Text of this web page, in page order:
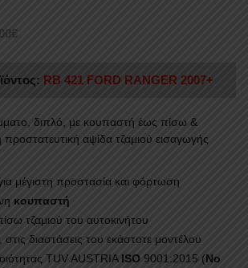
€
RB 421 FORD RANGER 2007+
διπλό, με κουπαστή έως πίσω &
αψίδα τζαμιού εισαγωγής
μέγιστη προστασία και φόρτωση
κουπαστή
τζαμιού του αυτοκινήτου
διαστάσεις του εκάστοτε μοντέλου
TUV AUSTRIA ISO 9001:2015 (No